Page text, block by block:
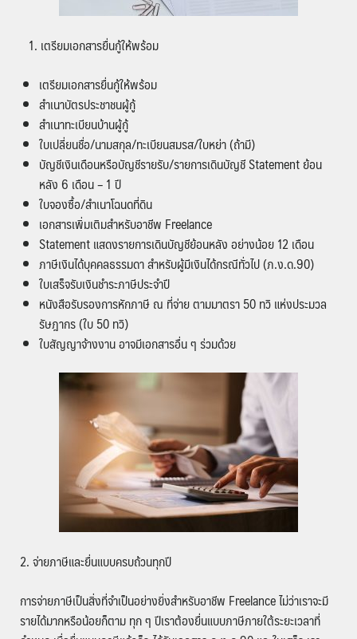
เตรียมเอกสารยื่นกู้ให้พร้อม
เตรียมเอกสารยื่นกู้ให้พร้อม
สำเนาบัตรประชาชนผู้กู้
สำเนาทะเบียนบ้านผู้กู้
ใบเปลี่ยนชื่อ/นามสกุล/ทะเบียนสมรส/ใบหย่า (ถ้ามี)
บัญชีเงินเดือนหรือบัญชีรายรับ/รายการเดินบัญชี Statement ย้อน
หลัง 6 เดือน – 1 ปี
ใบจองซื้อ/สำเนาโฉนดที่ดิน
เอกสารเพิ่มเติมสำหรับอาชีพ Freelance
Statement แสดงรายการเดินบัญชีย้อนหลัง อย่างน้อย 12 เดือน
ภาษีเงินได้บุคคลธรรมดา สำหรับผู้มีเงินได้กรณีทั่วไป (ภ.ง.ด.90)
ใบเสร็จรับเงินชำระภาษีประจำปี
หนังสือรับรองการหักภาษี ณ ที่จ่าย ตามมาตรา 50 ทวิ แห่งประมวล
รัษฎากร (ใบ 50 ทวิ)
ใบสัญญาจ้างงาน อาจมีเอกสารอื่น ๆ ร่วมด้วย
2. จ่ายภาษีและยื่นแบบครบถ้วนทุกปี
การจ่ายภาษีเป็นสิ่งที่จำเป็นอย่างยิ่งสำหรับอาชีพ Freelance ไม่ว่าเราจะมี
รายได้มากหรือน้อยก็ตาม ทุก ๆ ปีเราต้องยื่นแบบภาษีภายใต้ระยะเวลาที่